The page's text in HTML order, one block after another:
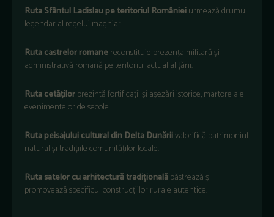
RutaSfântul Ladislaupeteritoriul Românieiurmeazădrumul
legendar al regelui maghiar.
Rutacastrelorromanereconstituie prezența militarăși
administrativă romană peteritoriul actual alțării.
Rutacetățilorprezintăfortificațiiși așezări istorice,martore ale
evenimentelordesecole.
Rutapeisajuluicultural din Delta Dunăriivalorifică patrimoniul
naturalșitradițiilecomunităților locale.
Rutasatelorcuarhitecturătradiționalăpăstreazăși
promoveazăspecificulconstrucțiilor rurale autentice.